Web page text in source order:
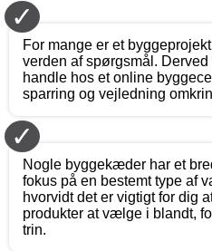
✓
For mange er et
verden af spørgsmål.
handle hos et online
sparring og vejledning
✓
Nogle byggekæder har et
fokus på en bestemt type af
hvorvidt det er vigtigt for dig
produkter at vælge i blandt,
trin.